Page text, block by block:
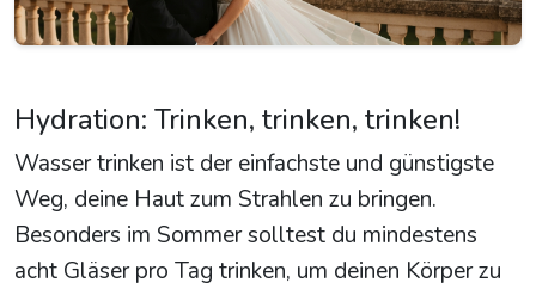
Hydration: Trinken, trinken, trinken!
Wasser trinken ist der einfachste und günstigste
Weg, deine Haut zum Strahlen zu bringen.
Besonders im Sommer solltest du mindestens
acht Gläser pro Tag trinken, um deinen Körper zu